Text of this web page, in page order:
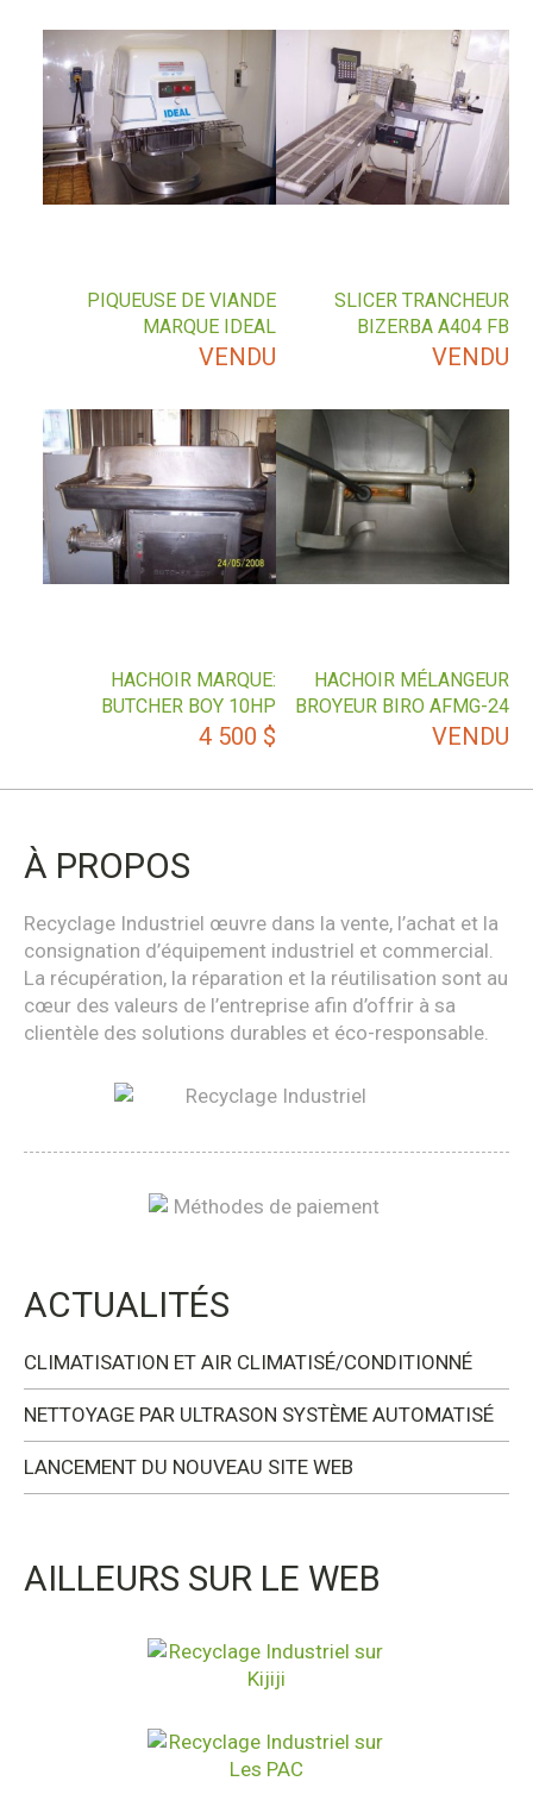
SLICER TRANCHEUR
BIZERBA A404 FB
VENDU
PIQUEUSE DE VIANDE
MARQUE IDEAL
VENDU
HACHOIR MÉLANGEUR
BROYEUR BIRO AFMG-24
VENDU
HACHOIR MARQUE:
BUTCHER BOY 10HP
4 500 $
À PROPOS
Recyclage Industriel œuvre dans la vente, l’achat et la
consignation d’équipement industriel et commercial.
La récupération, la réparation et la réutilisation sont au
cœur des valeurs de l’entreprise afin d’offrir à sa
clientèle des solutions durables et éco-responsable.
ACTUALITÉS
CLIMATISATION ET AIR CLIMATISÉ/CONDITIONNÉ
NETTOYAGE PAR ULTRASON SYSTÈME AUTOMATISÉ
LANCEMENT DU NOUVEAU SITE WEB
AILLEURS SUR LE WEB